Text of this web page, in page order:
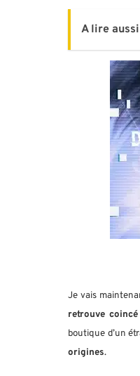
A lire
Je vais
retrouve
boutique d’un
origines.